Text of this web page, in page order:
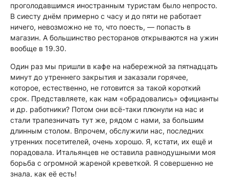
проголодавшимся иностранным туристам было непросто.
В сиесту днём примерно с часу и до пяти не работает
ничего, невозможно не то, что поесть, — попасть в
магазин. А большинство ресторанов открываются на ужин
вообще в 19.30.
Один раз мы пришли в кафе на набережной за пятнадцать
минут до утреннего закрытия и заказали горячее,
которое, естественно, не готовится за такой короткий
срок. Представляете, как нам «обрадовались» официанты
и др. работники? Потом они всё-таки плюнули на нас и
стали трапезничать тут же, рядом с нами, за большим
длинным столом. Впрочем, обслужили нас, последних
утренних посетителей, очень хорошо. Я, кстати, их ещё и
порадовала. Итальянцев не оставила равнодушными моя
борьба с огромной жареной креветкой. Я совершенно не
знала, как её есть!